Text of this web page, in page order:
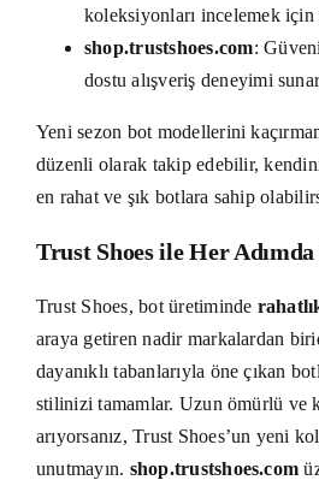
koleksiyonları incelemek için
shop.trustshoes.com:
dostu alışveriş deneyimi
Yeni sezon bot modellerini
düzenli olarak takip edebilir,
en rahat ve şık botlara sahip
Trust Shoes ile Her
Trust Shoes, bot üretiminde
araya getiren nadir markalardan
dayanıklı tabanlarıyla öne çıkan
stilinizi tamamlar. Uzun ömürlü ve
arıyorsanız, Trust Shoes’un yeni
unutmayın. shop.trustshoes.com